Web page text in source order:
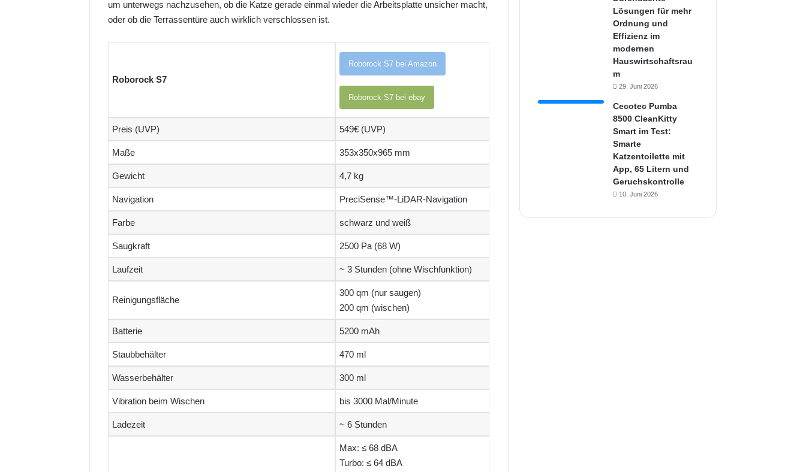
um unterwegs nachzusehen, ob die Katze gerade einmal wieder die Arbeitsplatte unsicher macht,
oder ob die Terrassentüre auch wirklich verschlossen ist.
Roborock S7
Roborock S7 bei Amazon
Roborock S7 bei ebay
Preis (UVP) 549€ (UVP)
Maße 353x350x965 mm
Gewicht 4,7 kg
Navigation PreciSense™-LiDAR-Navigation
Farbe schwarz und weiß
Saugkraft 2500 Pa (68 W)
Laufzeit ~ 3 Stunden (ohne Wischfunktion)
Reinigungsfläche
300 qm (nur saugen)
200 qm (wischen)
Batterie 5200 mAh
Staubbehälter 470 ml
Wasserbehälter 300 ml
Vibration beim Wischen bis 3000 Mal/Minute
Ladezeit ~ 6 Stunden
Max: ≤ 68 dBA
Turbo: ≤ 64 dBA
Lösungen für mehr
Ordnung und
Effizienz im
modernen
Hauswirtschaftsrau
m
29. Juni 2026
Cecotec Pumba
8500 CleanKitty
Smart im Test:
Smarte
Katzentoilette mit
App, 65 Litern und
Geruchskontrolle
10. Juni 2026